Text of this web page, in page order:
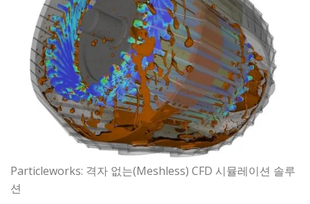
Particleworks: 격자 없는(Meshless) CFD 시뮬레이션 솔루
션